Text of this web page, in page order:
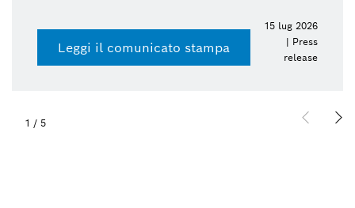
Leggi il comunicato stampa
15 lug 2026
| Press
release
1 / 5